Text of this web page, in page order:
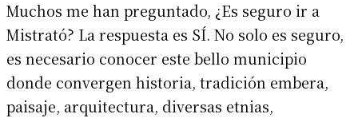
Muchos me han preguntado, ¿Es seguro ir a
Mistrató? La respuesta es SÍ. No solo es seguro,
es necesario conocer este bello municipio
donde convergen historia, tradición embera,
paisaje, arquitectura, diversas etnias,